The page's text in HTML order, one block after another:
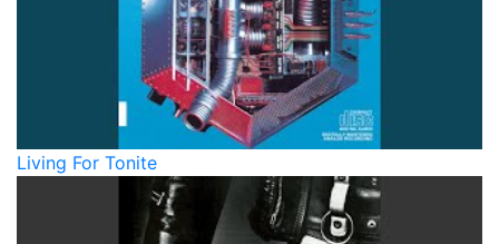
Living For Tonite